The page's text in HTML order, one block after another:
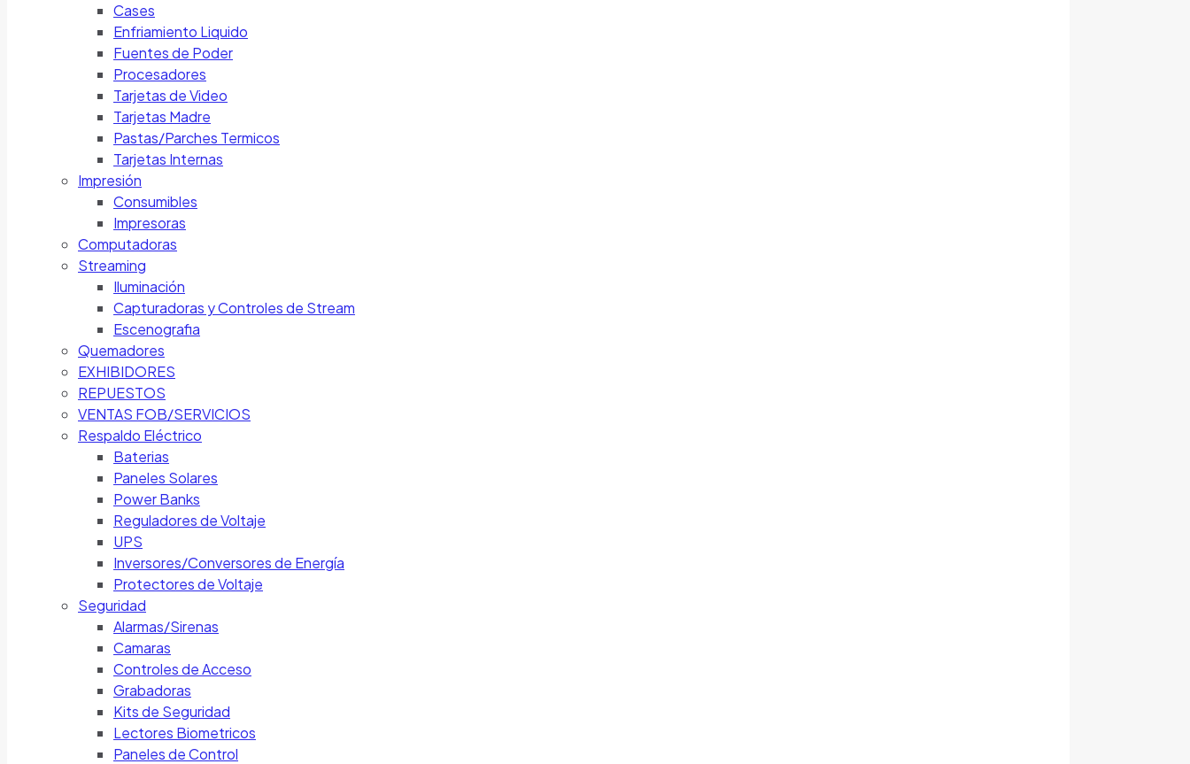
Cases
Enfriamiento Liquido
Fuentes de Poder
Procesadores
Tarjetas de Video
Tarjetas Madre
Pastas/Parches Termicos
Tarjetas Internas
Impresión
Consumibles
Impresoras
Computadoras
Streaming
Iluminación
Capturadoras y Controles de Stream
Escenografia
Quemadores
EXHIBIDORES
REPUESTOS
VENTAS FOB/SERVICIOS
Respaldo Eléctrico
Baterias
Paneles Solares
Power Banks
Reguladores de Voltaje
UPS
Inversores/Conversores de Energía
Protectores de Voltaje
Seguridad
Alarmas/Sirenas
Camaras
Controles de Acceso
Grabadoras
Kits de Seguridad
Lectores Biometricos
Paneles de Control